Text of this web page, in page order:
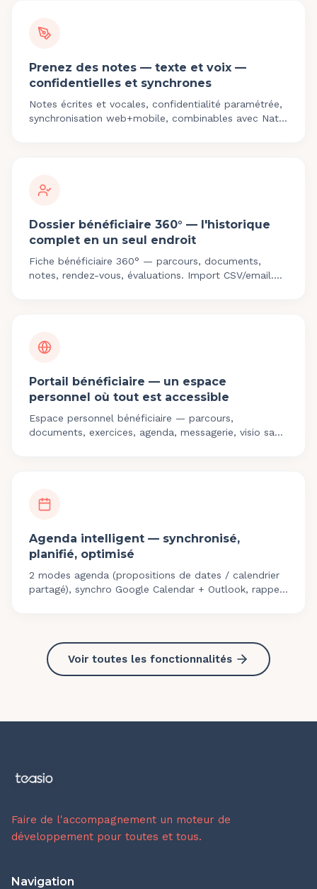
Prenez des notes — texte et voix —
confidentielles et synchrones
Notes écrites et vocales, confidentialité paramétrée,
synchronisation web+mobile, combinables avec Nath
Dossier bénéficiaire 360° — l'historique
complet en un seul endroit
Fiche bénéficiaire 360° — parcours, documents,
notes, rendez-vous, évaluations. Import CSV/email.
Portail bénéficiaire — un espace
personnel où tout est accessible
Espace personnel bénéficiaire — parcours,
documents, exercices, agenda, messagerie, visio sans
Agenda intelligent — synchronisé,
planifié, optimisé
2 modes agenda (propositions de dates / calendrier
partagé), synchro Google Calendar + Outlook, rappels
Voir toutes les fonctionnalités
Faire de l'accompagnement un moteur de
développement pour toutes et tous.
Navigation